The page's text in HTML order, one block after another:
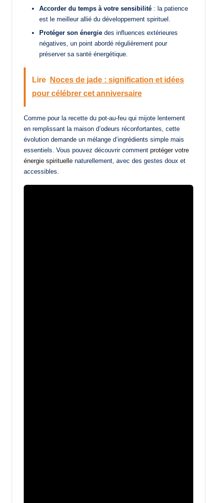
Accorder du temps à votre sensibilité : la patience
est le meilleur allié du développement spirituel.
Protéger son énergie des influences extérieures
négatives, un point abordé régulièrement pour
préserver sa santé énergétique.
Lire
Noces de jade : signification et idées
pour célébrer cet anniversaire
Comme pour la recette du pot-au-feu qui mijote lentement
en remplissant la maison d’odeurs réconfortantes, cette
évolution demande un mélange d’ingrédients simple mais
essentiels. Vous pouvez découvrir comment protéger votre
énergie spirituelle naturellement, avec des gestes doux et
accessibles.